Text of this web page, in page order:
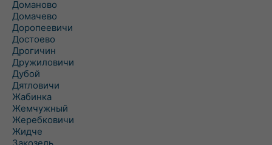
Доманово
Домачево
Доропеевичи
Достоево
Дрогичин
Дружиловичи
Дубой
Дятловичи
Жабинка
Жемчужный
Жеребковичи
Жидче